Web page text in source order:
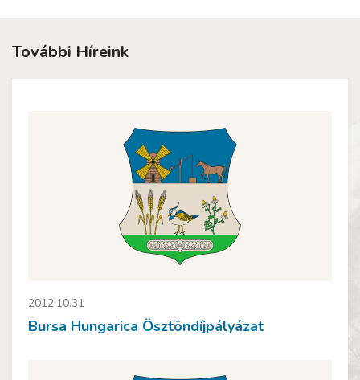
További Híreink
2012.10.31
Bursa Hungarica Ösztöndíjpályázat